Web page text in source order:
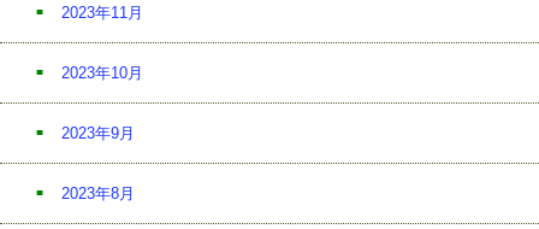
2023年11月
2023年10月
2023年9月
2023年8月